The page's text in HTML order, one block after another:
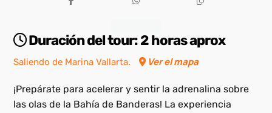
Duración del tour:2 horas aprox
Saliendo de Marina Vallarta. Ver el mapa
¡Prepárate para acelerar y sentir la adrenalina sobre
las olas de la Bahía de Banderas! La experiencia